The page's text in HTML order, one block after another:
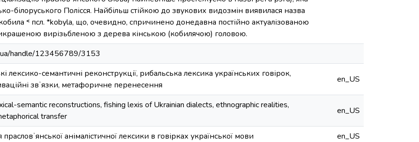
білоруського Полісся. Найбільш стійкою до звукових видозмін виявилася назва
˂ псл. *kobyla, що, очевидно, спричинено донедавна постійно актуалізованою
вирізьбленою з дерева кінською (кобилячою) головою.
handle/123456789/3153
лексико-семантичні реконструкції, рибальська лексика українських говірок,
звʼязки, метафоричне перенесення
en_US
semantic reconstructions, fishing lexis of Ukrainian dialects, ethnographic realities,
transfer
en_US
прасловʼянської анімалістичної лексики в говірках української мови en_US